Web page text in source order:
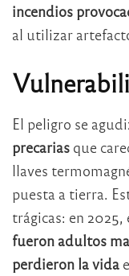
incendios
al utilizar
El peligro se
precarias que
llaves
puesta a tierra.
trágicas: en 2025,
fueron adultos
perdieron la vida